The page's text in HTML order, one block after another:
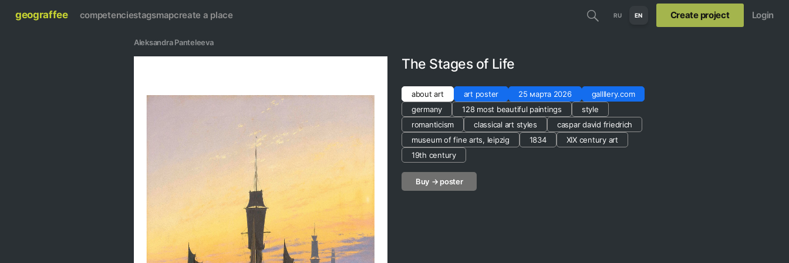
geograffee competenciestagsmapcreate a place RU EN Create project Login
Aleksandra Panteleeva
The Stages of Life
about art art poster 25 марта 2026
gallllery.com
germany
128 most beautiful paintings
style
romanticism
classical art styles
caspar david friedrich
museum of fine arts, leipzig
1834
XIX century art
19th century
Buy → poster